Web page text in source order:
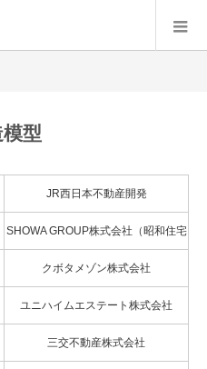
型
JR西日本不動産開発
SHOWA GROUP株式会社（昭和住宅
株式会社）
クボタメゾン株式会社
ユニハイムエステート株式会社
三交不動産株式会社